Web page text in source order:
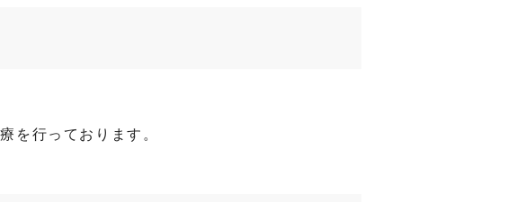
を行っております。